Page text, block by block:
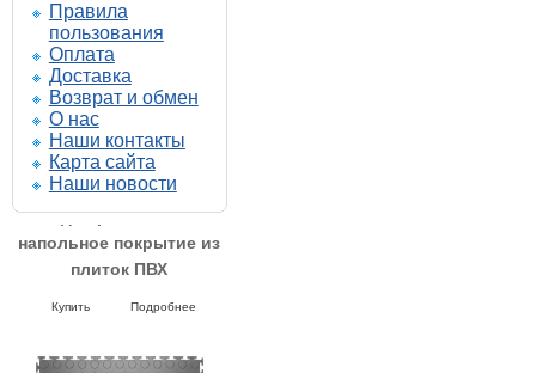
Правила
пользования
Оплата
Доставка
Возврат и обмен
О нас
Наши контакты
Карта сайта
Наши новости